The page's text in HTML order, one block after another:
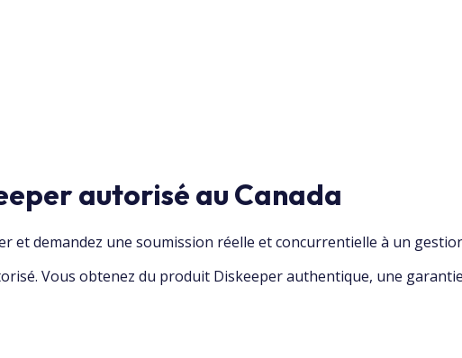
autorisé au Canada
et demandez une soumission réelle et concurrentielle à un
Vous obtenez du produit Diskeeper authentique, une